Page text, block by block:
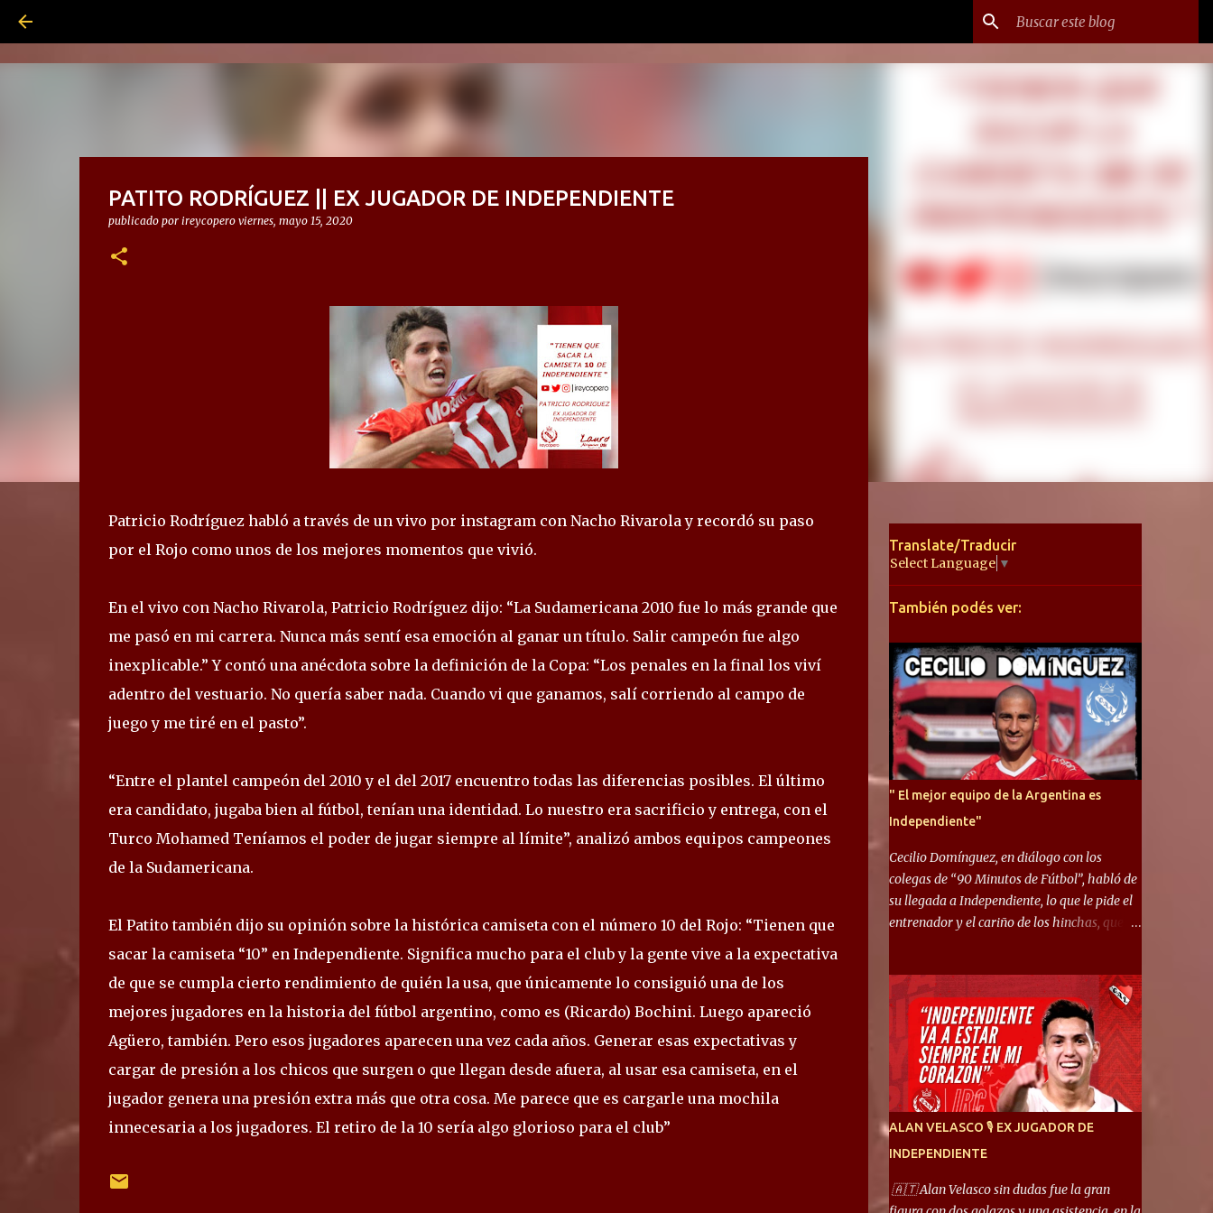
PATITO RODRÍGUEZ || EX JUGADOR DE INDEPENDIENTE
publicado por ireycopero viernes, mayo 15, 2020
Patricio Rodríguez habló a través de un vivo por instagram con Nacho Rivarola y recordó su paso
por el Rojo como unos de los mejores momentos que vivió.
En el vivo con Nacho Rivarola, Patricio Rodríguez dijo: “La Sudamericana 2010 fue lo más grande que
me pasó en mi carrera. Nunca más sentí esa emoción al ganar un título. Salir campeón fue algo
inexplicable.” Y contó una anécdota sobre la definición de la Copa: “Los penales en la final los viví
adentro del vestuario. No quería saber nada. Cuando vi que ganamos, salí corriendo al campo de
juego y me tiré en el pasto”.
“Entre el plantel campeón del 2010 y el del 2017 encuentro todas las diferencias posibles. El último
era candidato, jugaba bien al fútbol, tenían una identidad. Lo nuestro era sacrificio y entrega, con el
Turco Mohamed Teníamos el poder de jugar siempre al límite”, analizó ambos equipos campeones
de la Sudamericana.
El Patito también dijo su opinión sobre la histórica camiseta con el número 10 del Rojo: “Tienen que
sacar la camiseta “10” en Independiente. Significa mucho para el club y la gente vive a la expectativa
de que se cumpla cierto rendimiento de quién la usa, que únicamente lo consiguió una de los
mejores jugadores en la historia del fútbol argentino, como es (Ricardo) Bochini. Luego apareció
Agüero, también. Pero esos jugadores aparecen una vez cada años. Generar esas expectativas y
cargar de presión a los chicos que surgen o que llegan desde afuera, al usar esa camiseta, en el
jugador genera una presión extra más que otra cosa. Me parece que es cargarle una mochila
innecesaria a los jugadores. El retiro de la 10 sería algo glorioso para el club”
Translate/Traducir
Select Language ▼
También podés ver:
" El mejor equipo de la Argentina es
Independiente"
Cecilio Domínguez, en diálogo con los
colegas de “90 Minutos de Fútbol”, habló de
su llegada a Independiente, lo que le pide el
entrenador y el cariño de los hinchas, que se
ayuda a que me adapte rápidamente, soy un
hombre alegre y abierto. Creo que lo estoy
haciendo muy bien. Cuando llegué, llegué a
un Independiente que juega muy dinámico y
me gusta mucho. Me favorece por la forma
de jugar mía y eso también ayudó a que me
adapte”. “Me siento mejor por izquierda,
pero me gusta mucho jugar de 9, y juego sin
problemas por derecha también. Jugar de 9
y de extremo por izquierda es diferente. A mi
me gusta jugar por fuera, porque tengo mas
ALAN VELASCO 🎙 EX JUGADOR DE
INDEPENDIENTE
🇦🇹 Alan Velasco sin dudas fue la gran